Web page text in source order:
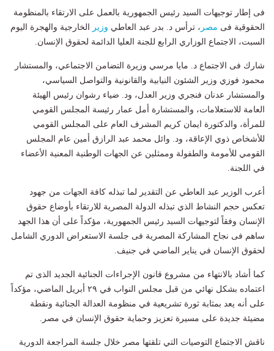
فى إطار توجيهات السيد رئيس الجمهورية بالعمل على الارتقاء بالمنظومة
الحقوقية فى مصر ، ترأس د. بدر عبد العاطي وزير الخارجية والهجرة اليوم
السبت، الاجتماع الوزاري الرابع للجنة العليا الدائمة لحقوق الإنسان.
شارك فى الاجتماع د. مايا مرسي وزيرة التضامن الاجتماعي، والمستشار
محمود فوزي وزير الشئون النيابية والقانونية والتواصل السياسي،
والمستشار عدنان فنجري وزير العدل، ود. ضياء رشوان رئيس الهيئة
العامة للاستعلامات، والمستشارة أمل عمار رئيسة المجلس القومي
للمرأة، والدكتورة ايمان كريم المشرف العام على المجلس القومي
للأشخاص ذوي الإعاقة، ود. وائل محمد عبد الرازق أمين عام المجلس
القومي للأمومة والطفولة وممثلين عن الجهات الوطنية المعنية الأعضاء
في اللجنة
أعرب الوزير عبد العاطي عن التقدير لما تبذله كافة الجهات من جهود
تعكس حجم النشاط الذي تبذله الدولة المصرية للارتقاء بأوضاع حقوق
الإنسان وفقاً لتوجيهات السيد رئيس الجمهورية، مؤكداً على أن هذا الجهد
ساهم فى نجاح المشاركة المصرية فى جلسة الاستعراض الدوري الشامل
لحقوق الإنسان في يناير الماضي في جنيف.
كما أشاد بالانتهاء من مشروع قانون الإجراءات الجنائية الجديد الذى تم
اعتماده بشكل نهائي من قبل مجلس النواب في ٢٩ أبريل الماضي، مؤكداً
على أنه يعد بمثابة ثورة تشريعية في منظومة العدالة الجنائية ونقطة
مضيئة جديدة على مسيرة تعزيز وحماية حقوق الإنسان في مصر
ناقش الاجتماع التوصيات التي تلقتها مصر خلال جلسة المراجعة الدورية